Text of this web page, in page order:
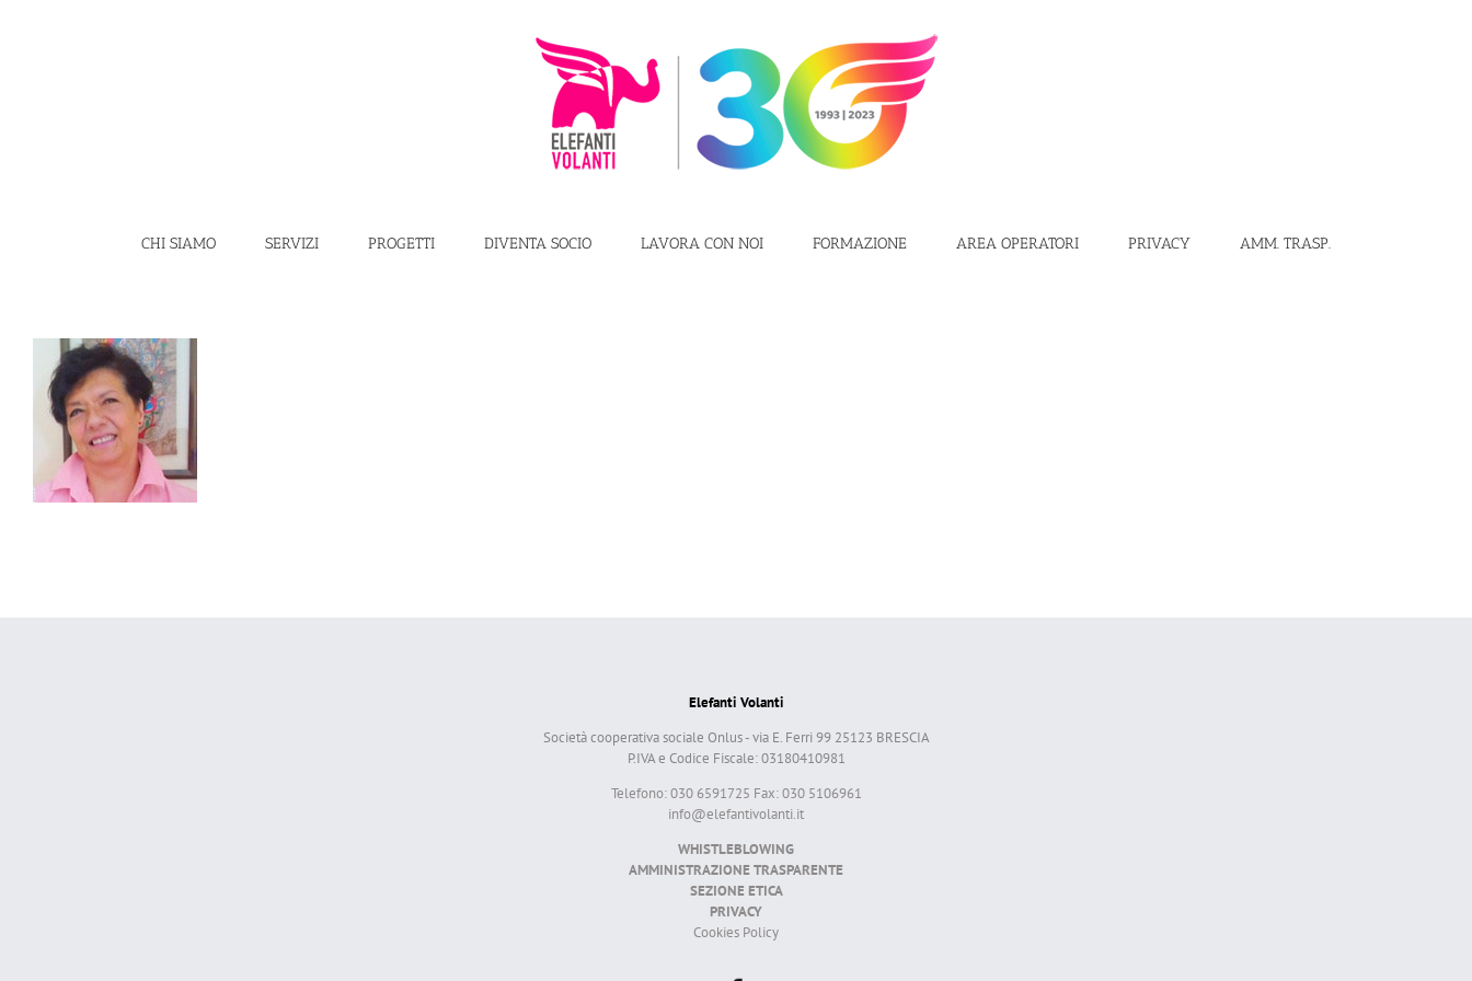
CHI SIAMO SERVIZI PROGETTI DIVENTA SOCIO LAVORA CON NOI FORMAZIONE AREA OPERATORI PRIVACY AMM. TRASP.
Elefanti Volanti
Società cooperativa sociale Onlus - via E. Ferri 99 25123 BRESCIA
P.IVA e Codice Fiscale: 03180410981
Telefono: 030 6591725 Fax: 030 5106961
info@elefantivolanti.it
WHISTLEBLOWING
AMMINISTRAZIONE TRASPARENTE
SEZIONE ETICA
PRIVACY
Cookies Policy